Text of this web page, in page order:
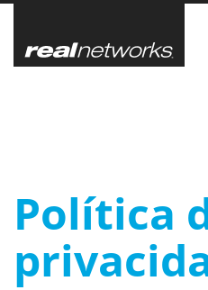
Skip
main
content
Política